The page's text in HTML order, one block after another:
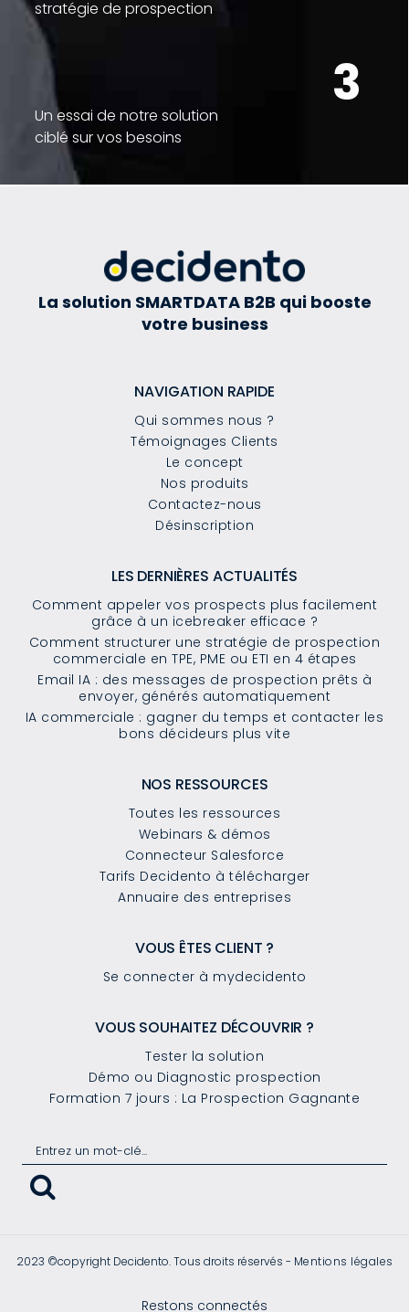
stratégie de prospection
3
Un essai de notre solution
ciblé sur vos besoins
La solution SMARTDATA B2B qui booste
votre business
NAVIGATION RAPIDE
Qui sommes nous ?
Témoignages Clients
Le concept
Nos produits
Contactez-nous
Désinscription
LES DERNIÈRES ACTUALITÉS
Comment appeler vos prospects plus facilement
grâce à un icebreaker efficace ?
Comment structurer une stratégie de prospection
commerciale en TPE, PME ou ETI en 4 étapes
Email IA : des messages de prospection prêts à
envoyer, générés automatiquement
IA commerciale : gagner du temps et contacter les
bons décideurs plus vite
NOS RESSOURCES
Toutes les ressources
Webinars & démos
Connecteur Salesforce
Tarifs Decidento à télécharger
Annuaire des entreprises
VOUS ÊTES CLIENT ?
Se connecter à mydecidento
VOUS SOUHAITEZ DÉCOUVRIR ?
Tester la solution
Démo ou Diagnostic prospection
Formation 7 jours : La Prospection Gagnante
2023 ©copyright Decidento. Tous droits réservés - Mentions légales
Restons connectés